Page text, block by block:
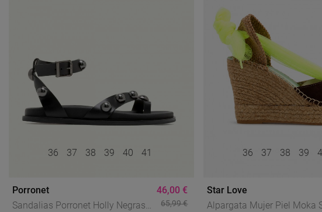
36 37 38 39 40 41
Porronet
Sandalias Porronet Holly Negras
46,00 €
65,99 €
36 37 38 39
Star Love
Alpargata Mujer Piel Moka